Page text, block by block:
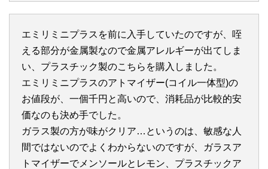
エミリミニプラスを前に入手していたのですが、咥
える部分が金属製なので金属アレルギーが出てしま
い、プラスチック製のこちらを購入しました。
エミリミニプラスのアトマイザー(コイル一体型)の
お値段が、一個千円と高いので、消耗品が比較的安
価なのも決め手でした。
ガラス製の方が味がクリア…というのは、敏感な人
間ではないのでよくわからないのですが、ガラスア
トマイザーでメンソールとレモン、プラスチックア